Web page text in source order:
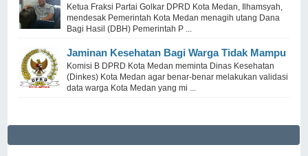
Ketua Fraksi Partai Golkar DPRD Kota Medan, Ilhamsyah,
mendesak Pemerintah Kota Medan menagih utang Dana
Bagi Hasil (DBH) Pemerintah P ...
Jaminan Kesehatan Bagi Warga Tidak Mampu
Komisi B DPRD Kota Medan meminta Dinas Kesehatan
(Dinkes) Kota Medan agar benar-benar melakukan validasi
data warga Kota Medan yang mi ...